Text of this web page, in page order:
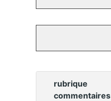
rubrique
commentaires